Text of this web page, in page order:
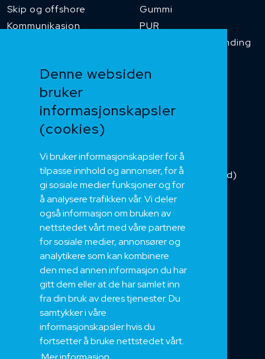
Denne websiden
bruker
informasjonskapsler
(cookies)
Vi bruker informasjonskapsler for å
tilpasse innhold og annonser, for å
gi sosiale medier funksjoner og for
å analysere trafikken vår. Vi deler
også informasjon om bruken av
nettstedet vårt med våre partnere
for sosiale medier, annonsører og
analytikere som kan kombinere
den med annen informasjon du har
gitt dem eller at de har samlet inn
fra din bruk av deres tjenester. Du
samtykker i våre
informasjonskapsler hvis du
fortsetter å bruke nettstedet vårt.
Skip og offshore
Kommunikasjon
Gummi
PUR
Temperaturbestanding
Heis og kran
Kategorikabel
Installasjonskabel
Kombikabel (Hybrid)
DNV sertifisert
Tilbehør
Om oss
Bærekraft og Åpenhet
Jobb hos oss
Sertifiseringer
Support
Teknisk
Eksport